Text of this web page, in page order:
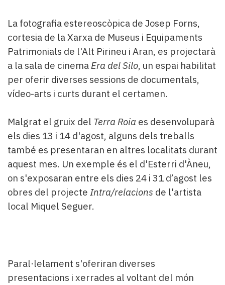
La fotografia estereoscòpica de Josep Forns,
cortesia de la Xarxa de Museus i Equipaments
Patrimonials de l'Alt Pirineu i Aran, es projectarà
a la sala de cinemaEra del Silo, un espai habilitat
per oferir diverses sessions de documentals,
vídeo-arts i curts durant el certamen.
Malgrat el gruix del Terra Roia es desenvoluparà
els dies 13 i 14 d'agost, alguns dels treballs
també es presentaran en altres localitats durant
aquest mes. Un exemple és el d'Esterri d'Àneu,
on s'exposaran entre els dies 24 i 31 d’agost les
obres del projecte Intra/relacions de l'artista
local Miquel Seguer.
Paral·lelament s'oferiran diverses
presentacions i xerrades al voltant del món